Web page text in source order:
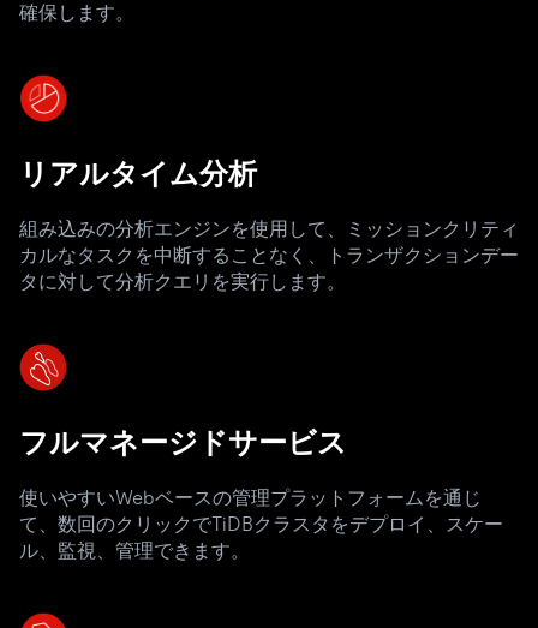
確保します。
リアルタイム分析
組み込みの分析エンジンを使用して、ミッションクリティ
カルなタスクを中断することなく、トランザクションデー
タに対して分析クエリを実行します。
フルマネージドサービス
使いやすいWebベースの管理プラットフォームを通じ
て、数回のクリックでTiDBクラスタをデプロイ、スケー
ル、監視、管理できます。